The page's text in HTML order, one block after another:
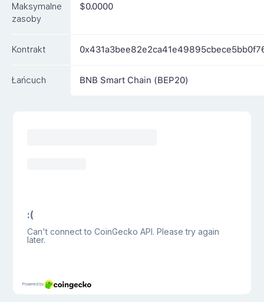
Maksymalne
zasoby
$0.0000
Kontrakt
Łańcuch BNB Smart Chain (BEP20)